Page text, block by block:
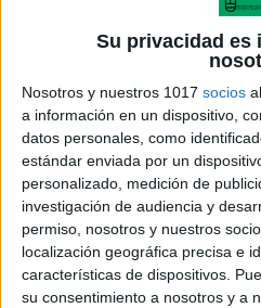
Su privacidad es
Nosotros y nuestros 1017 socios
a información en un dispositivo,
datos personales, como
estándar enviada por un
personalizado, medición de
investigación de audiencia y
permiso, nosotros y nuestros
localización geográfica precisa e
características de dispositivos.
su consentimiento a nosotros y a